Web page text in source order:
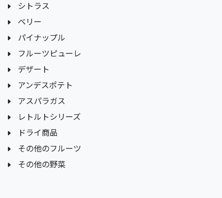
シトラス
ベリー
パイナップル
フルーツピューレ
デザート
アンデスポテト
アスパラガス
レトルトシリーズ
ドライ商品
その他のフルーツ
その他の野菜